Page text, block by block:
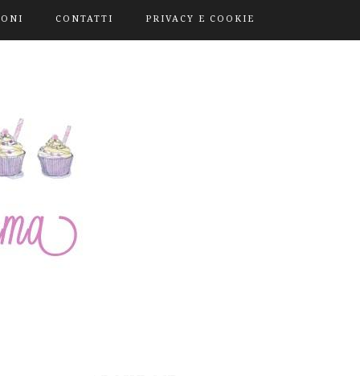
CONTATTI PRIVACY E COOKIE